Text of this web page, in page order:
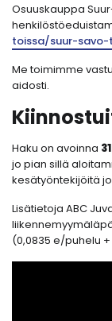
Osuuskauppa
toissa/suur-
Me toimimme
aidosti.
Haku on avoinna
jo pian sillä
kesätyöntekijöitä
Lisätietoja ABC
(0,0835 e/puhelu